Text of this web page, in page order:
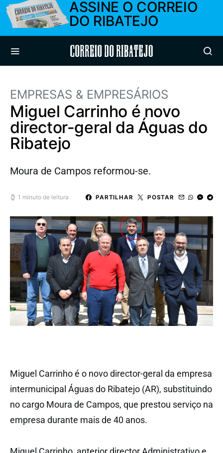
ASSINE O CORREIO
DO RIBATEJO
Correio do Ribatejo
EMPRESAS & EMPRESÁRIOS
Miguel Carrinho é novo
director-geral da Águas do
Ribatejo
Moura de Campos reformou-se.
1 minuto de leitura PARTILHAR POSTAR
Miguel Carrinho é o novo director-geral da empresa
intermunicipal Águas do Ribatejo (AR), substituindo
no cargo Moura de Campos, que prestou serviço na
empresa durante mais de 40 anos.